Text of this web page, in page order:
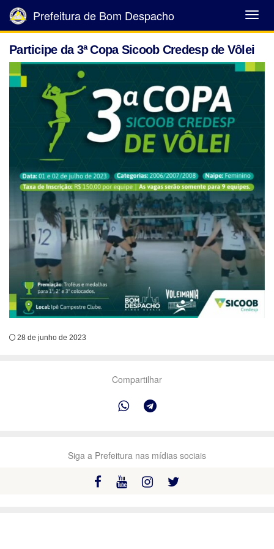
Abrir
Menu
Prefeitura de Bom Despacho
Participe da 3ª Copa Sicoob Credesp de Vôlei
28 de junho de 2023
Compartilhar
Siga a Prefeitura nas mídias sociais